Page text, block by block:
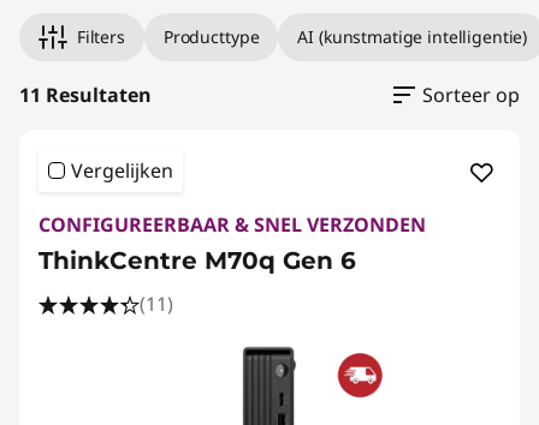
Filters Producttype AI (kunstmatige intelligentie)
11 Resultaten Sorteer op
Vergelijken
CONFIGUREERBAAR & SNEL VERZONDEN
ThinkCentre M70q Gen 6
(11)